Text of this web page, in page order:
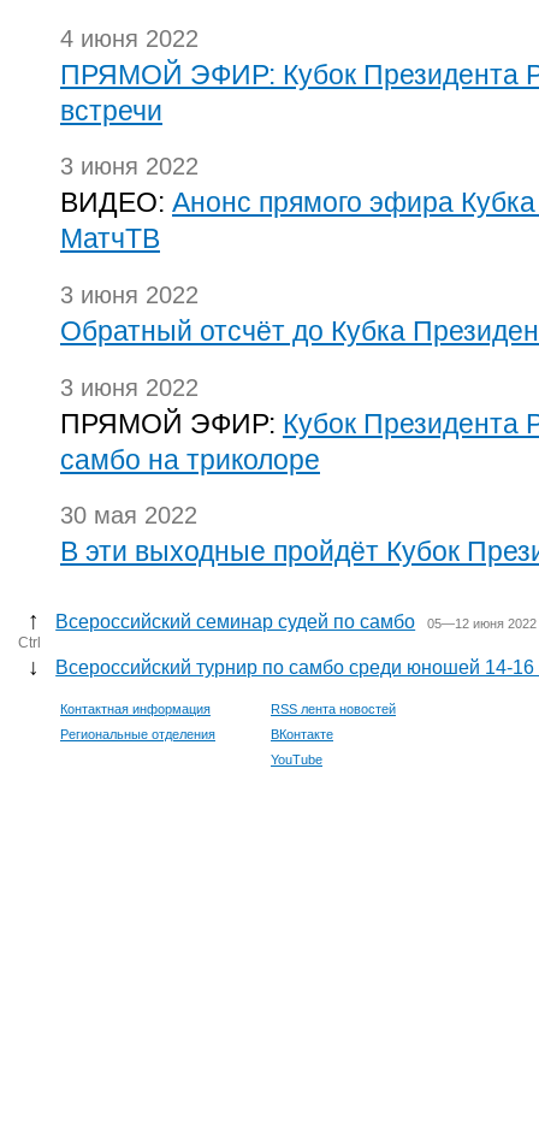
4 июня 2022
ПРЯМОЙ ЭФИР: Кубок Президента
встречи
3 июня 2022
ВИДЕО: Анонс прямого эфира
МатчТВ
3 июня 2022
Обратный отсчёт до Кубка
3 июня 2022
ПРЯМОЙ ЭФИР: Кубок Президента
самбо на триколоре
30 мая 2022
В эти выходные пройдёт Кубок
↑ Всероссийский семинар судей по самбо 05—12 июня 2022
Ctrl
↓ Всероссийский турнир по самбо среди юношей 14-
Контактная информация
Региональные отделения
RSS лента новостей
ВКонтакте
YouTube